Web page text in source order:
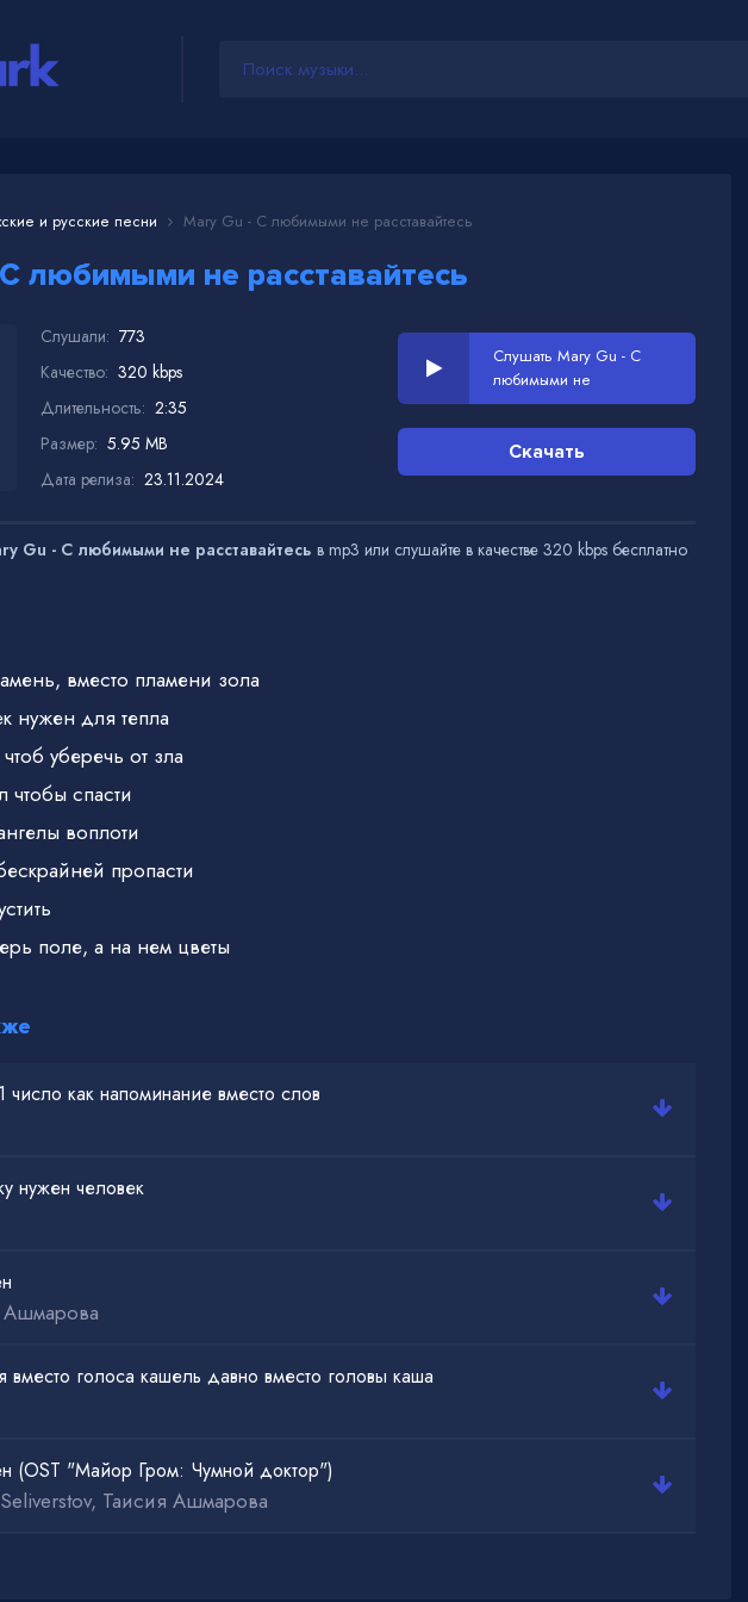
и русские песни Mary Gu - С любимыми не расставайтесь
С любимыми не расставайтесь
Слушали: 773
Качество: 320 kbps
Длительность: 2:35
Размер: 5.95 MB
Дата релиза: 23.11.2024
Слушать Mary Gu - С
любимыми не
расставайтесь
Скачать
Gu - С любимыми не расставайтесь в mp3 или слушайте в качестве 320 kbps бесплатно
вместо пламени зола
нужен для тепла
уберечь от зла
спасти
воплоти
пропасти
поле, а на нем цветы
как напоминание вместо слов
нужен человек
Ашмарова
вместо голоса кашель давно вместо головы каша
(OST "Майор Гром: Чумной доктор")
Таисия Ашмарова